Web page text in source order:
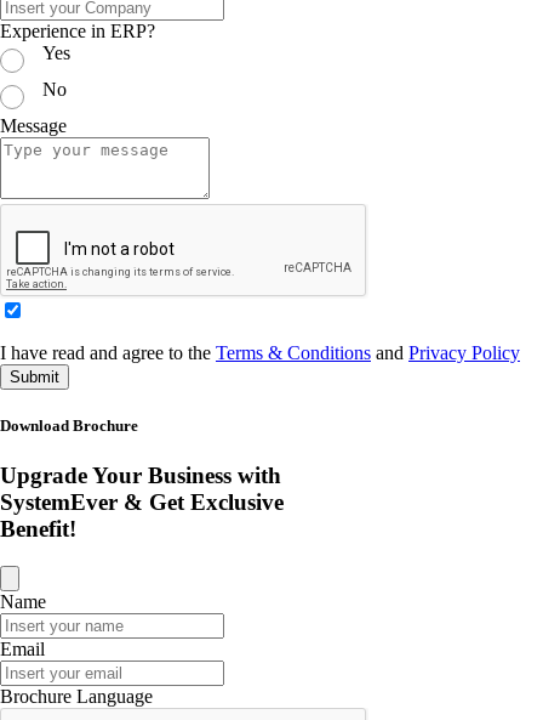
Experience in ERP?
Yes
No
Message
I have read and agree to the Terms & Conditions and Privacy Policy
Submit
Download Brochure
Upgrade Your Business with
SystemEver & Get Exclusive
Benefit!
Name
Email
Brochure Language